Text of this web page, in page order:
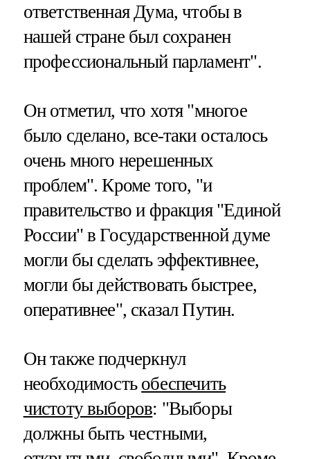
ответственная Дума, чтобы в
нашей стране был сохранен
профессиональный парламент".
Он отметил, что хотя "многое
было сделано, все-таки осталось
очень много нерешенных
проблем". Кроме того, "и
правительство и фракция "Единой
России" в Государственной думе
могли бы сделать эффективнее,
могли бы действовать быстрее,
оперативнее", сказал Путин.
Он также подчеркнул
необходимость обеспечить
чистоту выборов: "Выборы
должны быть честными,